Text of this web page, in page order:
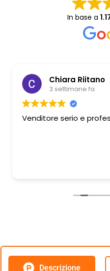
In base a
Chiara Riitano
3 settimane fa
Venditore serio e
Descrizione